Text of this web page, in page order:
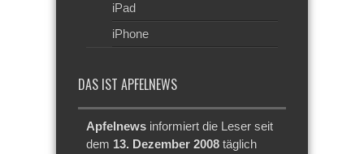
iPad
iPhone
DAS IST APFELNEWS
Apfelnews informiert die Leser seit
dem 13. Dezember 2008 täglich